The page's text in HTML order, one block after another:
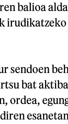
balioa
sendoen
bat
ordea,